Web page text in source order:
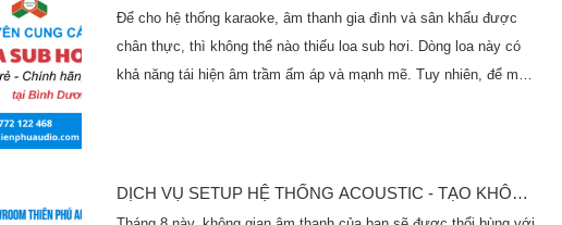
HÃNG TẠI BÌNH DƯƠNG
Để cho hệ thống karaoke, âm thanh gia đình và sân khấu được
chân thực, thì không thể nào thiếu loa sub hơi. Dòng loa này có
khả năng tái hiện âm trầm ấm áp và mạnh mẽ. Tuy nhiên, để mua
mẫu mã, giá tiền hợp lý, và chắc chắn tại đây bạn sẽ chọn được
cho mình một chiếc loa như ý.
DỊCH VỤ SETUP HỆ THỐNG ACOUSTIC - TẠO KHÔNG
GIAN ÂM THANH HOÀN HẢO